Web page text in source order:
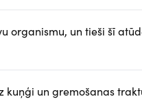
organismu, un tieši šī
kuņģi un gremošanas